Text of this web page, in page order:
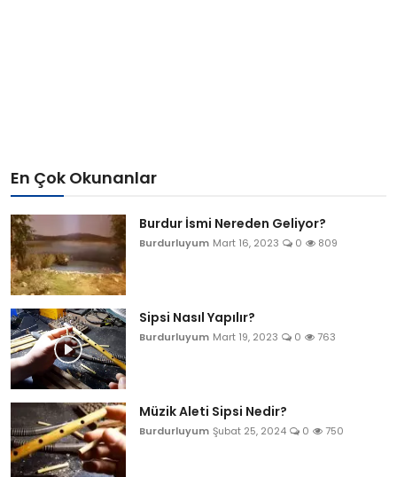
En Çok Okunanlar
Burdur İsmi Nereden Geliyor?
Burdurluyum Mart 16, 2023 0 809
Sipsi Nasıl Yapılır?
Burdurluyum Mart 19, 2023 0 763
Müzik Aleti Sipsi Nedir?
Burdurluyum Şubat 25, 2024 0 750